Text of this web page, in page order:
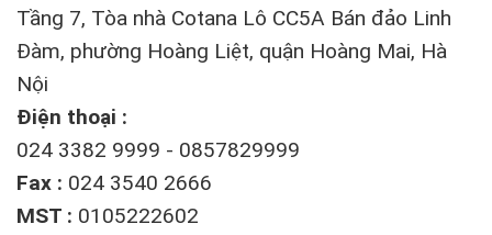
Tầng 7, Tòa nhà Cotana Lô CC5A Bán đảo Linh
Đàm, phường Hoàng Liệt, quận Hoàng Mai, Hà
Nội
Điện thoại :
024 3382 9999 - 0857829999
Fax : 024 3540 2666
MST : 0105222602